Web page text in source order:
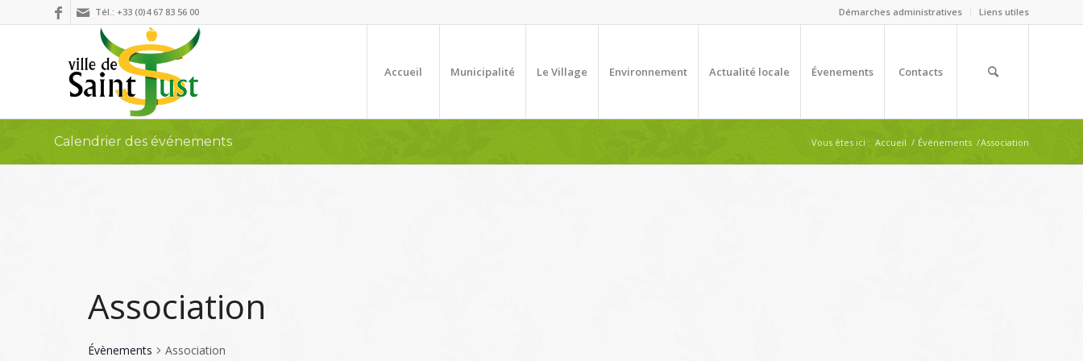
Démarches administratives Liens utiles
Tél.: +33 (0)4 67 83 56 00
Accueil Municipalité Le Village Environnement Actualité locale Évenements Contacts
Calendrier des événements Vous êtes ici : Accueil / Évènements /Association
Association
Évènements Association